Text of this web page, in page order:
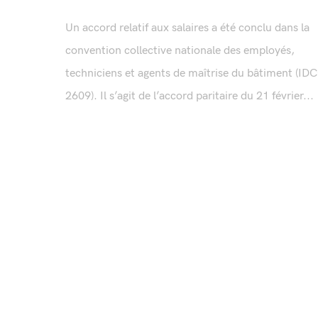
Un accord relatif aux salaires a été conclu dans la
convention collective nationale des employés,
techniciens et agents de maîtrise du bâtiment
2609). Il s’agit de l’accord paritaire du 21 février...